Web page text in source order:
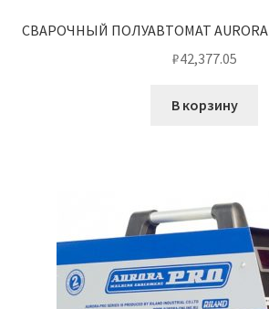
СВАРОЧНЫЙ ПОЛУАВТОМАТ
₽42,377.05
В корзину